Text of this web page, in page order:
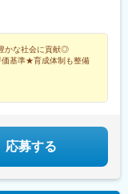
かな社会に貢献◎
基準★育成体制も整備
応募する